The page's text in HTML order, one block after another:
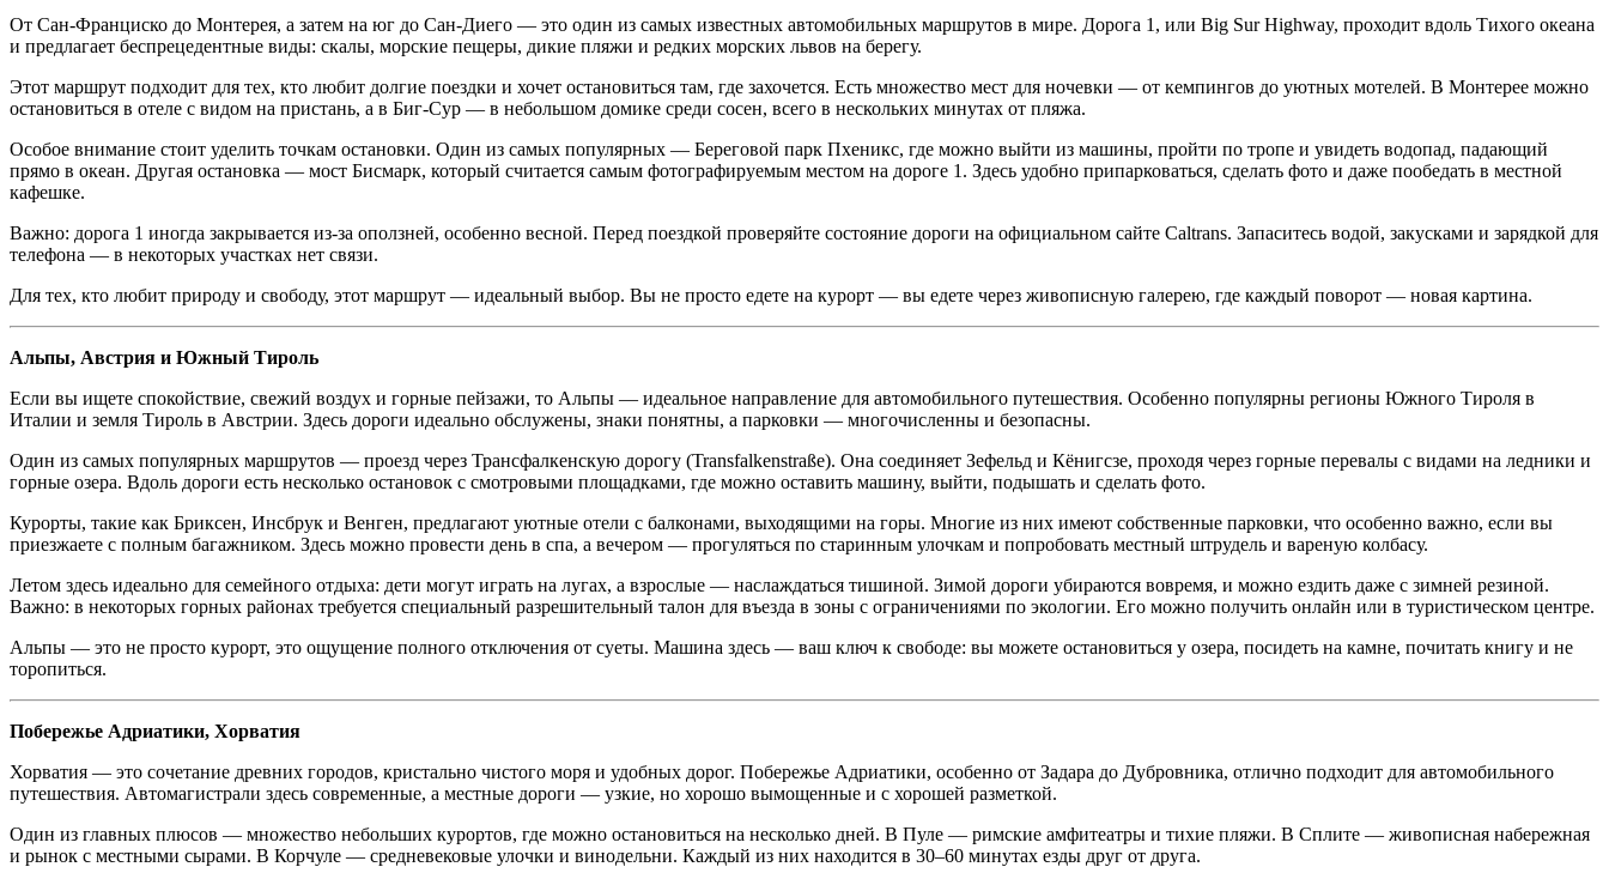
От Сан-Франциско до Монтерея, а затем на юг до Сан-Диего — это один из самых известных автомобильных маршрутов в мире. Дорога 1, или Big Sur Highway, проходит вдоль Тихого океана
и предлагает беспрецедентные виды: скалы, морские пещеры, дикие пляжи и редких морских львов на берегу.
Этот маршрут подходит для тех, кто любит долгие поездки и хочет остановиться там, где захочется. Есть множество мест для ночевки — от кемпингов до уютных мотелей. В Монтерее можно
остановиться в отеле с видом на пристань, а в Биг-Сур — в небольшом домике среди сосен, всего в нескольких минутах от пляжа.
Особое внимание стоит уделить точкам остановки. Один из самых популярных — Береговой парк Пхеникс, где можно выйти из машины, пройти по тропе и увидеть водопад, падающий
прямо в океан. Другая остановка — мост Бисмарк, который считается самым фотографируемым местом на дороге 1. Здесь удобно припарковаться, сделать фото и даже пообедать в местной
кафешке.
Важно: дорога 1 иногда закрывается из-за оползней, особенно весной. Перед поездкой проверяйте состояние дороги на официальном сайте Caltrans. Запаситесь водой, закусками и зарядкой для
телефона — в некоторых участках нет связи.
Для тех, кто любит природу и свободу, этот маршрут — идеальный выбор. Вы не просто едете на курорт — вы едете через живописную галерею, где каждый поворот — новая картина.
Альпы, Австрия и Южный Тироль
Если вы ищете спокойствие, свежий воздух и горные пейзажи, то Альпы — идеальное направление для автомобильного путешествия. Особенно популярны регионы Южного Тироля в
Италии и земля Тироль в Австрии. Здесь дороги идеально обслужены, знаки понятны, а парковки — многочисленны и безопасны.
Один из самых популярных маршрутов — проезд через Трансфалкенскую дорогу (Transfalkenstraße). Она соединяет Зефельд и Кёнигсзе, проходя через горные перевалы с видами на ледники и
горные озера. Вдоль дороги есть несколько остановок с смотровыми площадками, где можно оставить машину, выйти, подышать и сделать фото.
Курорты, такие как Бриксен, Инсбрук и Венген, предлагают уютные отели с балконами, выходящими на горы. Многие из них имеют собственные парковки, что особенно важно, если вы
приезжаете с полным багажником. Здесь можно провести день в спа, а вечером — прогуляться по старинным улочкам и попробовать местный штрудель и вареную колбасу.
Летом здесь идеально для семейного отдыха: дети могут играть на лугах, а взрослые — наслаждаться тишиной. Зимой дороги убираются вовремя, и можно ездить даже с зимней резиной.
Важно: в некоторых горных районах требуется специальный разрешительный талон для въезда в зоны с ограничениями по экологии. Его можно получить онлайн или в туристическом центре.
Альпы — это не просто курорт, это ощущение полного отключения от суеты. Машина здесь — ваш ключ к свободе: вы можете остановиться у озера, посидеть на камне, почитать книгу и не
торопиться.
Побережье Адриатики, Хорватия
Хорватия — это сочетание древних городов, кристально чистого моря и удобных дорог. Побережье Адриатики, особенно от Задара до Дубровника, отлично подходит для автомобильного
путешествия. Автомагистрали здесь современные, а местные дороги — узкие, но хорошо вымощенные и с хорошей разметкой.
Один из главных плюсов — множество небольших курортов, где можно остановиться на несколько дней. В Пуле — римские амфитеатры и тихие пляжи. В Сплите — живописная набережная
и рынок с местными сырами. В Корчуле — средневековые улочки и винодельни. Каждый из них находится в 30–60 минутах езды друг от друга.